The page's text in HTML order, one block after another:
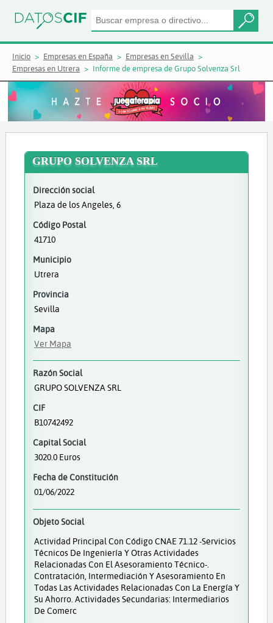
Inicio Empresas en España
Empresas en Sevilla
Empresas en Utrera
Informe de empresa de Grupo Solvenza Srl
GRUPO SOLVENZA SRL
Dirección social
Plaza de los Angeles, 6
Código Postal
41710
Municipio
Utrera
Provincia
Sevilla
Mapa
Ver Mapa
Razón Social
GRUPO SOLVENZA SRL
CIF
B10742492
Capital Social
3020.0 Euros
Fecha de Constitución
01/06/2022
Objeto Social
Actividad Principal Con Código CNAE 71.12 -Servicios
Técnicos De Ingeniería Y Otras Actividades
Relacionadas Con El Asesoramiento Técnico-.
Contratación, Intermediación Y Asesoramiento En
Todas Las Actividades Relacionadas Con La Energía Y
Su Ahorro. Actividades Secundarias: Intermediarios
De Comerc